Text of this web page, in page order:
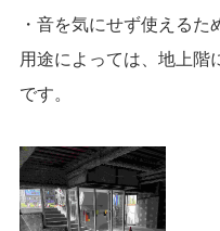
・音を気にせず使える
用途によっては、地上階
です。